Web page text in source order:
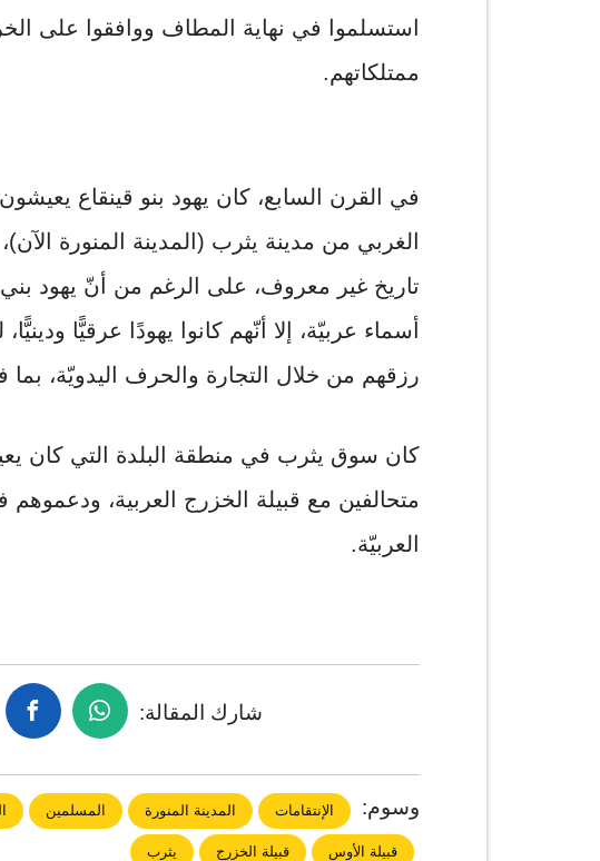
استسلموا في نهاية المطاف ووافقوا على
ممتلكاتهم.
في القرن السابع، كان يهود بنو قينقاع
الغربي من مدينة يثرب (المدينة المنورة
تاريخ غير معروف، على الرغم من أنّ يهود بني
أسماء عربيّة، إلا أنّهم كانوا يهودًا عرقيًّا
رزقهم من خلال التجارة والحرف اليدويّة،
كان سوق يثرب في منطقة البلدة التي كان
متحالفين مع قبيلة الخزرج العربية،
العربيّة.
شارك المقالة:
وسوم: الإنتقامات المدينة المنورة المسلمين
قبيلة الأوس قبيلة الخزرج يثرب